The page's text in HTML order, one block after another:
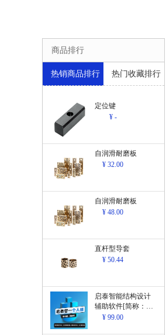
商品排行
热销商品排行 热门收藏排行
定位键
¥ -
自润滑耐磨板
¥ 32.00
自润滑耐磨板
¥ 48.00
直杆型导套
¥ 50.44
启泰智能结构设计
辅助软件[简称：结
构设计辅助软
¥ 99.00